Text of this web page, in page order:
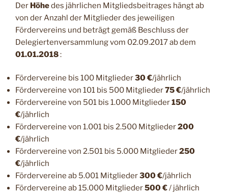
Der Höhedes jährlichen Mitgliedsbeitrages hängt ab
von der Anzahl der Mitglieder des jeweiligen
Fördervereins und beträgt gemäß Beschluss der
Delegiertenversammlung vom 02.09.2017 ab dem
01.01.2018:
Fördervereine bis 100 Mitglieder30 €/jährlich
Fördervereine von 101 bis 500 Mitglieder75 €/jährlich
Fördervereine von 501 bis 1.000 Mitglieder150
€/jährlich
Fördervereine von 1.001 bis 2.500 Mitglieder200
€/jährlich
Fördervereine von 2.501 bis 5.000 Mitglieder250
€/jährlich
Fördervereine ab 5.001 Mitglieder300 €/jährlich
Fördervereine ab 15.000 Mitglieder500 €/ jährlich